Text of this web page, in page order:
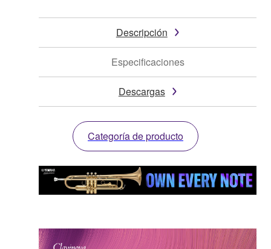
Descripción
Especificaciones
Descargas
Categoría de producto